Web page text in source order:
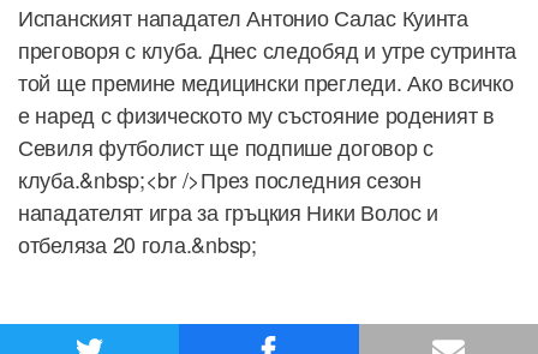
Испанският нападател Антонио Салас Куинта
преговоря с клуба. Днес следобяд и утре сутринта
той ще премине медицински прегледи. Ако всичко
е наред с физическото му състояние роденият в
Севиля футболист ще подпише договор с
клуба.&nbsp;<br />През последния сезон
нападателят игра за гръцкия Ники Волос и
отбеляза 20 гола.&nbsp;